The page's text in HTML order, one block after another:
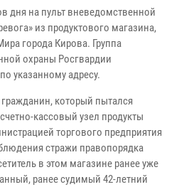
дня на пульт вневедомственной
из продуктового магазина,
города Кирова. Группа
охраны Росгвардии
указанному адресу.
который пытался
кассовый узел продукты
торгового предприятия
стражи правопорядка
в этом магазине ранее уже
ранее судимый 42-летний